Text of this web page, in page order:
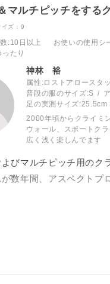
一日履いていても大丈
くフェース、スラブ、
もデザインが難しいタ
ハンド～オフフィンガ
良い。個人的にミッド
ついてはアスペクトプ
イズ（若干ゆったりめ）
、つま先の先端がアス
ウトサイドのエッジも使
ンスを実現しています。
ミッドカットのシューズ
しまうことがあります
マルチピッチをする
イズ：9
:10日以上 お使いの使用シ
ったり
神林 裕
属性:ロストアロースタ
普段の服のサイズ:S
足の実測サイズ:25.5cm
2000年頃からクライミ
ウォール、スポートク
広く浅く楽しんでます
びマルチピッチ用のク
数年間、アスペクトプ
シューズで問題ありま
でしょう。